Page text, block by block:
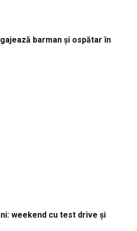
barman și ospătar în
weekend cu test drive și